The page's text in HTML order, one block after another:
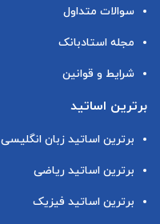
سوالات متداول
مجله استادبانک
شرایط و قوانین
برترین اساتید
برترین اساتید زبان انگلیسی
برترین اساتید ریاضی
برترین اساتید فیزیک